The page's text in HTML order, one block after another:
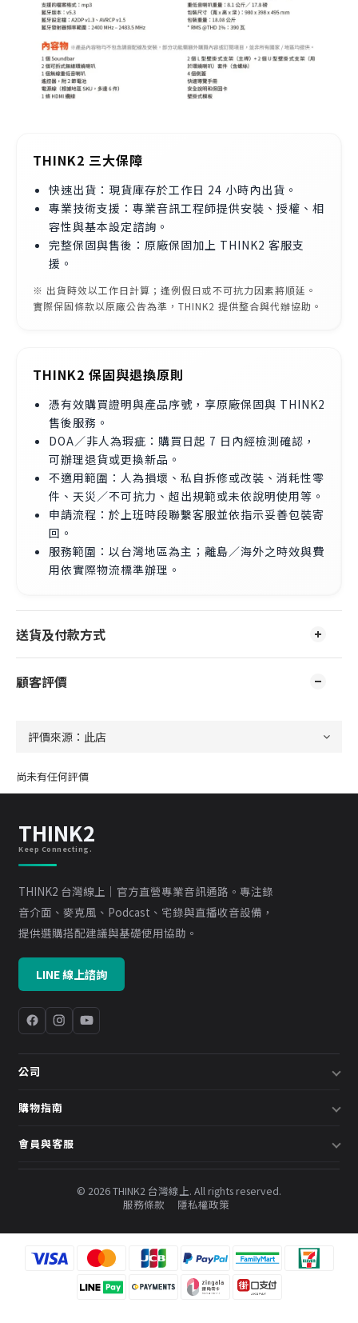
THINK2 三大保障
快速出貨：現貨庫存於工作日 24 小時內出貨。
專業技術支援：專業音訊工程師提供安裝、授權、相
容性與基本設定諮詢。
完整保固與售後：原廠保固加上 THINK2 客服支
援。
※ 出貨時效以工作日計算；逢例假日或不可抗力因素將順延。
實際保固條款以原廠公告為準，THINK2 提供整合與代辦協助。
THINK2 保固與退換原則
憑有效購買證明與產品序號，享原廠保固與 THINK2
售後服務。
DOA／非人為瑕疵：購買日起 7 日內經檢測確認，
可辦理退貨或更換新品。
不適用範圍：人為損壞、私自拆修或改裝、消耗性零
件、天災／不可抗力、超出規範或未依說明使用等。
申請流程：於上班時段聯繫客服並依指示妥善包裝寄
回。
服務範圍：以台灣地區為主；離島／海外之時效與費
用依實際物流標準辦理。
送貨及付款方式
顧客評價
尚未有任何評價
THINK2
Keep Connecting.
THINK2 台灣線上｜官方直營專業音訊通路。專注錄
音介面、麥克風、Podcast、宅錄與直播收音設備，
提供選購搭配建議與基礎使用協助。
LINE 線上諮詢
公司
關於我們
預約諮詢
購物指南
配送說明
常見問題
會員與客服
會員中心
© 2026 THINK2 台灣線上. All rights reserved.
服務條款
隱私權政策